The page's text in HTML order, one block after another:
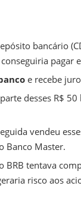
bancário
pagar
e recebe
desses R$ 50
vendeu
Banco Master.
BRB tentava
risco aos